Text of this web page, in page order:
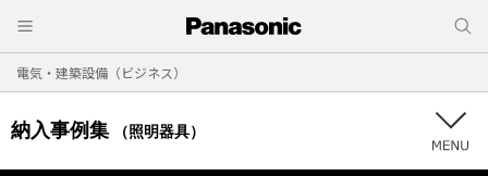
電気・建築設備（ビジネス）
納入事例集 （照明器具）